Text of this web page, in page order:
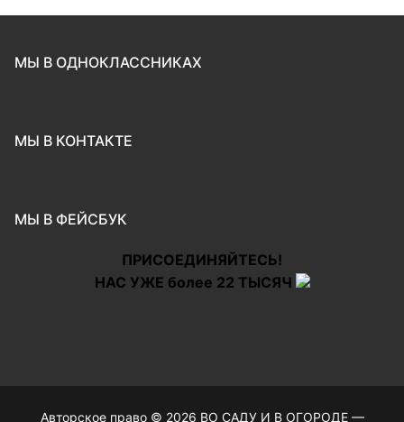
МЫ В ОДНОКЛАССНИКАХ
МЫ В КОНТАКТЕ
МЫ В ФЕЙСБУК
ПРИСОЕДИНЯЙТЕСЬ!
НАС УЖЕ более 22 ТЫСЯЧ
Авторское право © 2026 ВО САДУ И В ОГОРОДЕ —